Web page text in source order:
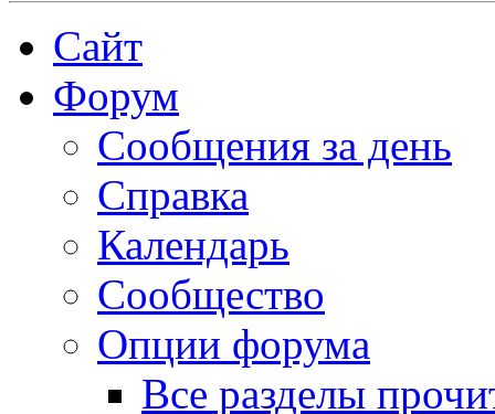
Сайт
Форум
Сообщения за день
Справка
Календарь
Сообщество
Опции форума
Все разделы